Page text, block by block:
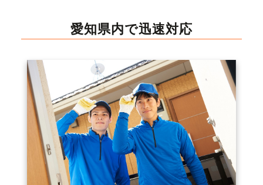
愛知県内で迅速対応